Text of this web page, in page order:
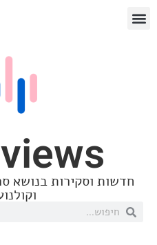
בנושא סרטים,
וקולנוע ביתי